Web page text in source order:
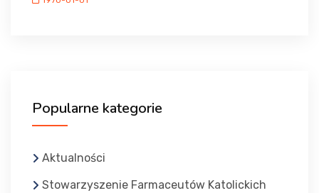
Popularne kategorie
Aktualności
Stowarzyszenie Farmaceutów Katolickich